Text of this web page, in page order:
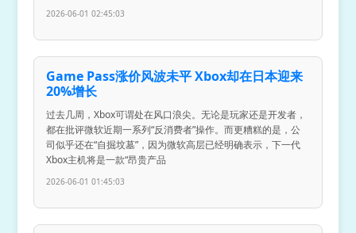
2026-06-01 02:45:03
Game Pass涨价风波未平 Xbox却在日本迎来
20%增长
过去几周，Xbox可谓处在风口浪尖。无论是玩家还是开发者，
都在批评微软近期一系列“反消费者”操作。而更糟糕的是，公
司似乎还在“自掘坟墓”，因为微软高层已经明确表示，下一代
Xbox主机将是一款“昂贵产品
2026-06-01 01:45:03